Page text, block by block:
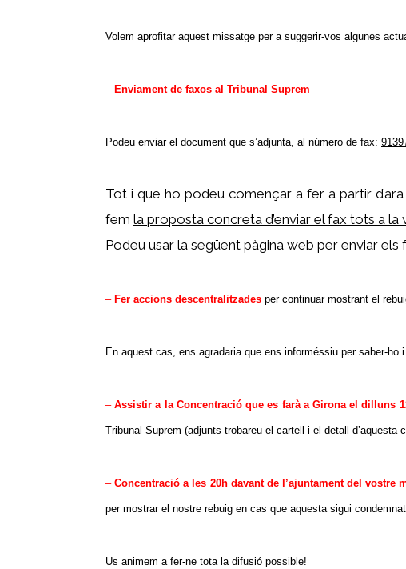
Volem aprofitar aquest missatge per a suggerir-vos algunes
– Enviament de faxos al Tribunal Suprem
Podeu enviar el document que s’adjunta, al número de fax:
Tot i que ho podeu començar a fer a partir
fem la proposta concreta d’enviar el fax tots a la
Podeu usar la següent pàgina web per enviar
– Fer accions descentralitzades per continuar mostrant el
En aquest cas, ens agradaria que ens informéssiu per saber-
–Assistir a la Concentració que es farà a Girona el dilluns
Tribunal Suprem (adjunts trobareu el cartell i el detall d’aquesta
–Concentració a les 20h davant de l’ajuntament del
per mostrar el nostre rebuig en cas que aquesta sigui
Us animem a fer-ne tota la difusió possible!